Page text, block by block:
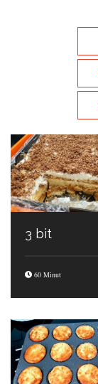
3 bit
60 Minut